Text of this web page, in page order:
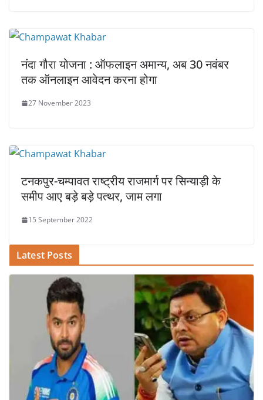
नंदा गौरा योजना : ऑफलाइन अमान्य, अब 30 नवंबर
तक ऑनलाइन आवेदन करना होगा
27 November 2023
टनकपुर-चम्पावत राष्ट्रीय राजमार्ग पर सिन्याड़ी के
समीप आए बड़े बड़े पत्थर, जाम लगा
15 September 2022
Latest Posts